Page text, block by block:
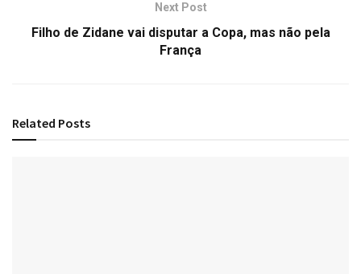
Next Post
Filho de Zidane vai disputar a Copa, mas não pela
França
Related Posts